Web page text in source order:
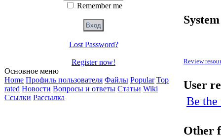
Remember me
Lost Password?
Register now!
Основное меню
Home Профиль пользователя Файлы Popular Top
rated Новости Вопросы и ответы Статьи Wiki
Ссылки Рассылка
Review
User
Be the
Other